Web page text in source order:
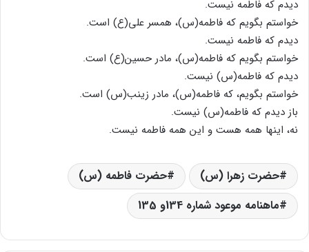
دیدم که فاطمه نیست.
خواستم بگویم که فاطمه(س)، همسر علی(ع) است.
دیدم که فاطمه نیست.
خواستم بگویم که فاطمه(س)، مادر حسین(ع) است.
دیدم که فاطمه(س) نیست.
خواستم بگویم، که فاطمه(س)، مادر زینب(س) است.
باز دیدم که فاطمه(س) نیست.
نه، اینها همه هست و این همه فاطمه نیست.
حضرت زهرا (س)
حضرت فاطمه (س)
ماهنامه موعود شماره 134و 135